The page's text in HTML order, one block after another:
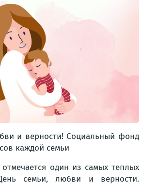
и верности! Социальный фонд
каждой семьи
один из самых теплых
семьи, любви и верности.